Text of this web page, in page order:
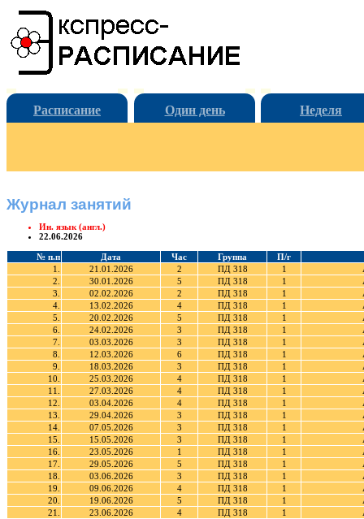
Расписание Один день Неделя
Журнал занятий
Ин. язык (англ.)
22.06.2026
№ п.п Дата Час Группа
П/г
1.
21.01.2026 2 ПД 318 1
2.
30.01.2026 5 ПД 318 1
3.
02.02.2026 2 ПД 318 1
4.
13.02.2026 4 ПД 318 1
5.
20.02.2026 5 ПД 318 1
6.
24.02.2026 3 ПД 318 1
7.
03.03.2026 3 ПД 318 1
8.
12.03.2026 6 ПД 318 1
9.
18.03.2026 3 ПД 318 1
10.
25.03.2026 4 ПД 318 1
11.
27.03.2026 4 ПД 318 1
12.
03.04.2026 4 ПД 318 1
13.
29.04.2026 3 ПД 318 1
14.
07.05.2026 3 ПД 318 1
15.
15.05.2026 3 ПД 318 1
16.
23.05.2026 1 ПД 318 1
17.
29.05.2026 5 ПД 318 1
18.
03.06.2026 3 ПД 318 1
19.
09.06.2026 4 ПД 318 1
20.
19.06.2026 5 ПД 318 1
21.
23.06.2026 4 ПД 318 1